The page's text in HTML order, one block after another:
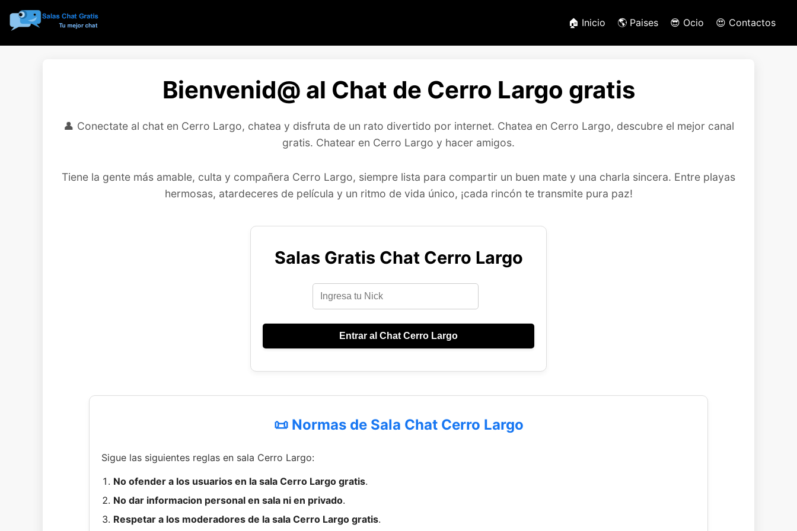
🏠 Inicio 🌎 Paises 😎 Ocio 😍 Contactos
Bienvenid@ al Chat de Cerro Largo gratis
👤 Conectate al chat en Cerro Largo, chatea y disfruta de un rato divertido por internet. Chatea en Cerro Largo, descubre el mejor canal
gratis. Chatear en Cerro Largo y hacer amigos.
Tiene la gente más amable, culta y compañera Cerro Largo, siempre lista para compartir un buen mate y una charla sincera. Entre playas
hermosas, atardeceres de película y un ritmo de vida único, ¡cada rincón te transmite pura paz!
Salas Gratis Chat Cerro Largo
Entrar al Chat Cerro Largo
📜 Normas de Sala Chat Cerro Largo
Sigue las siguientes reglas en sala Cerro Largo:
No ofender a los usuarios en la sala Cerro Largo gratis.
No dar informacion personal en sala ni en privado.
Respetar a los moderadores de la sala Cerro Largo gratis.